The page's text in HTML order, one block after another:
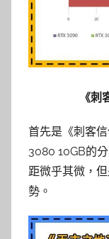
《
首先是《刺客
3080 10GB的
距微乎其微，
勢。